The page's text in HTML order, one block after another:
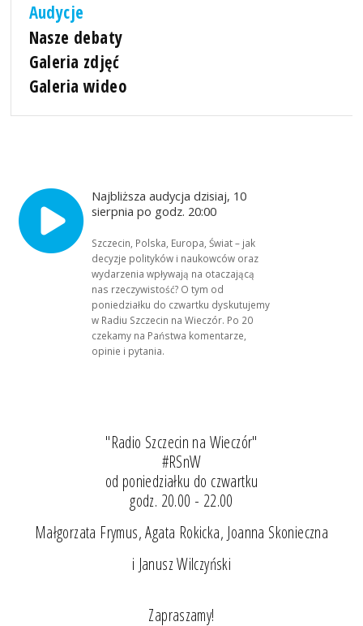
Audycje
Nasze debaty
Galeria zdjęć
Galeria wideo
Najbliższa audycja dzisiaj, 10
sierpnia po godz. 20:00
Szczecin, Polska, Europa, Świat – jak
decyzje polityków i naukowców oraz
wydarzenia wpływają na otaczającą
nas rzeczywistość? O tym od
poniedziałku do czwartku dyskutujemy
w Radiu Szczecin na Wieczór. Po 20
czekamy na Państwa komentarze,
opinie i pytania.
"Radio Szczecin na Wieczór"
#RSnW
od poniedziałku do czwartku
godz. 20.00 - 22.00
Małgorzata Frymus, Agata Rokicka, Joanna Skonieczna
i Janusz Wilczyński
Zapraszamy!